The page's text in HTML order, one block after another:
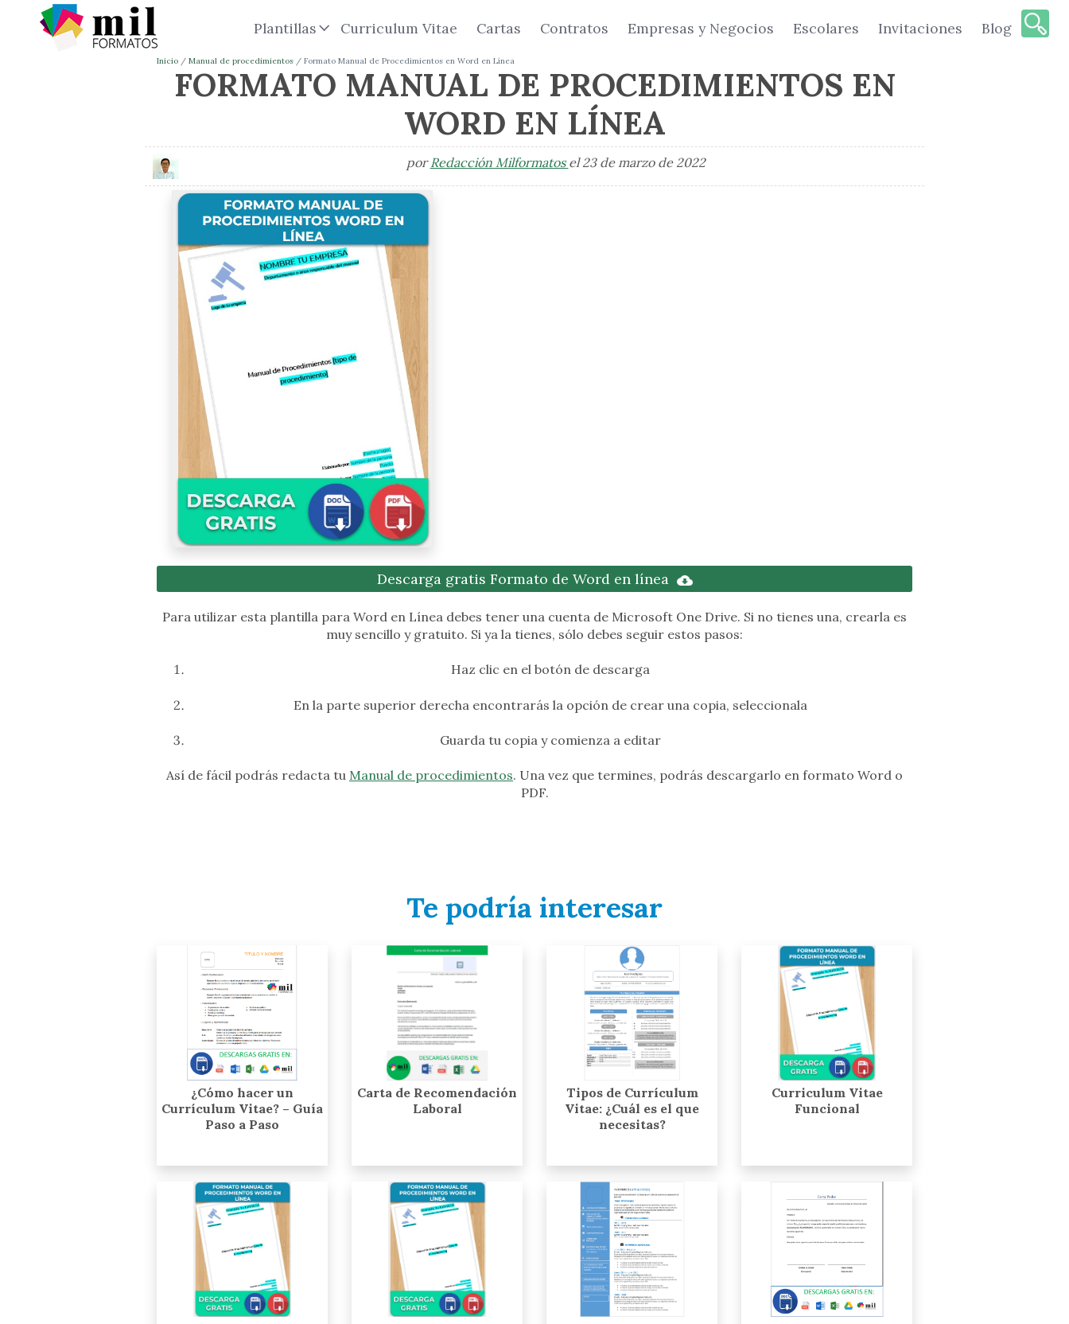
Plantillas Curriculum Vitae Cartas Contratos Empresas y Negocios Escolares Invitaciones Blog
Inicio Manual de procedimientos Formato Manual de Procedimientos en Word en Línea
FORMATO MANUAL DE PROCEDIMIENTOS EN
WORD EN LÍNEA
porRedacción Milformatos el 23 de marzo de 2022
Descarga gratis Formato de Word en línea
Para utilizar esta plantilla para Word en Línea debes tener una cuenta de Microsoft One Drive. Si no tienes una, crearla es
muy sencillo y gratuito. Si ya la tienes, sólo debes seguir estos pasos:
Haz clic en el botón de descarga
En la parte superior derecha encontrarás la opción de crear una copia, seleccionala
Guarda tu copia y comienza a editar
Así de fácil podrás redacta tu Manual de procedimientos. Una vez que termines, podrás descargarlo en formato Word o
PDF.
Te podría interesar
¿Cómo hacer un
Currículum Vitae? – Guía
Paso a Paso
Carta de Recomendación
Laboral
Tipos de Currículum
Vitae: ¿Cuál es el que
necesitas?
Curriculum Vitae
Funcional